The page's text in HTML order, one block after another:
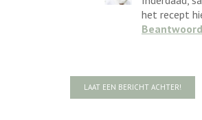
het recept
LAAT EEN BERICHT ACHTER!